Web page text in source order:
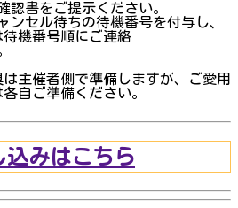
書をご提示ください。
セル待ちの待機番号を付与し、
機番号順にご連絡
主催者側で準備しますが、ご愛用
自ご準備ください。
込みはこちら